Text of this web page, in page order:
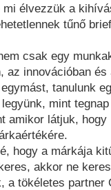
élvezzük a
tűnő
csak egy
az innovációban
tanulunk
mint
amikor látjuk,
hogy a márkája
akkor ne
a tökéletes partner